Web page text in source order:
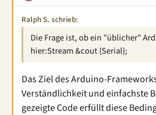
Ralph S. schrieb:
Die Frage ist, ob ein "üblicher"
hier:Stream &cout {Serial};
Das Ziel des Arduino-
Verständlichkeit und einfachste
gezeigte Code erfüllt diese